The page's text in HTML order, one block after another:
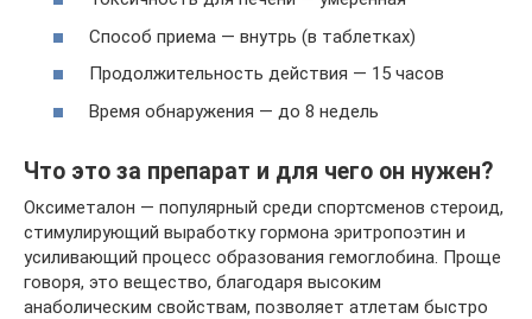
Способ приема — внутрь (в таблетках)
Продолжительность действия — 15 часов
Время обнаружения — до 8 недель
Что это за препарат и для чего он нужен?
Оксиметалон — популярный среди спортсменов стероид,
стимулирующий выработку гормона эритропоэтин и
усиливающий процесс образования гемоглобина. Проще
говоря, это вещество, благодаря высоким
анаболическим свойствам, позволяет атлетам быстро